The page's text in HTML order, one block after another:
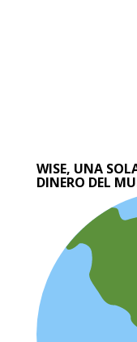
WISE, UNA
DINERO DEL